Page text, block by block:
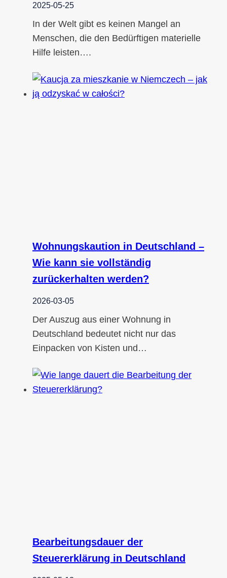
2025-05-25
In der Welt gibt es keinen Mangel an
Menschen, die den Bedürftigen materielle
Hilfe leisten….
Wohnungskaution in Deutschland –
Wie kann sie vollständig
zurückerhalten werden?
2026-03-05
Der Auszug aus einer Wohnung in
Deutschland bedeutet nicht nur das
Einpacken von Kisten und…
Bearbeitungsdauer der
Steuererklärung in Deutschland